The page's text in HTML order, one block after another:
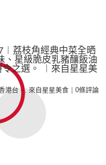
荔枝角經典中菜全晒
、星級脆皮乳豬釀飯油
之選。 ︱來自星星美
港台 --,來自星星美食 0條評論